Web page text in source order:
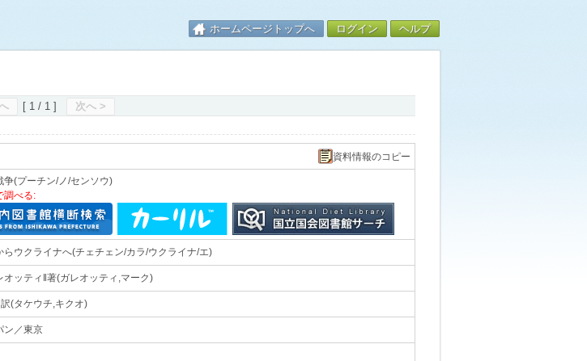
ホームページトップへ ログイン ヘルプ
[ 1 / 1 ] 次へ >
資料情報のコピー
争(プーチン/ノ/センソウ)
調べる:
らウクライナへ(チェチェン/カラ/ウクライナ/エ)
オッティ‖著(ガレオッティ,マーク)
(タケウチ,キクオ)
ン／東京